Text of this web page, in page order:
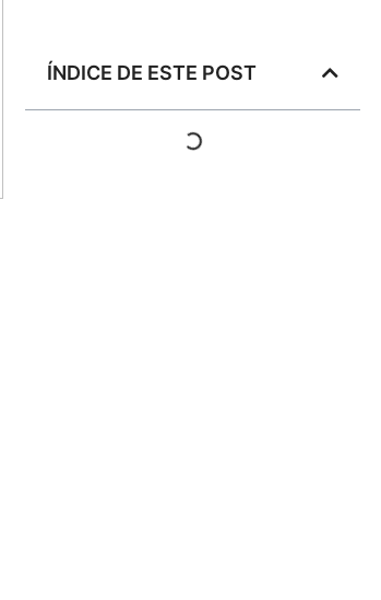
ÍNDICE DE ESTE POST